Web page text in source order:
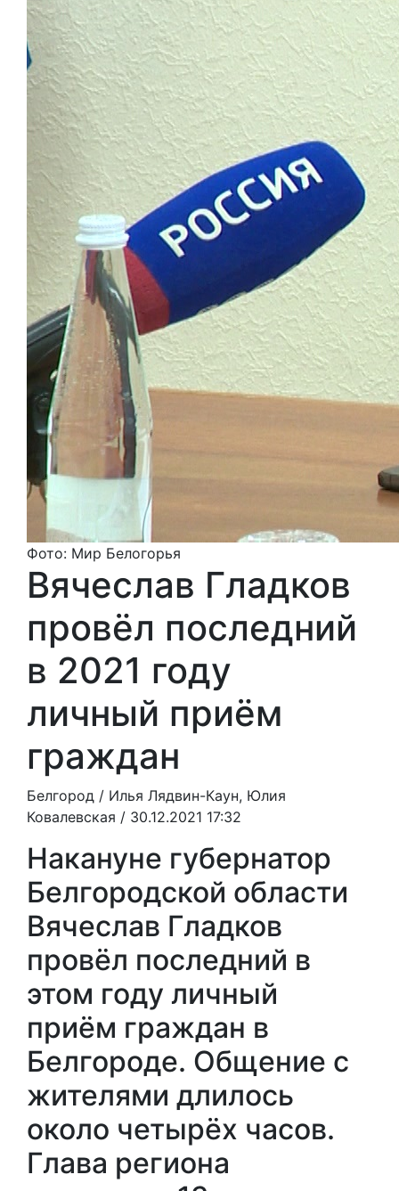
Фото: Мир Белогорья
Вячеслав Гладков
провёл последний
в 2021 году
личный приём
граждан
Белгород / Илья Лядвин-Каун, Юлия
Ковалевская / 30.12.2021 17:32
Накануне губернатор
Белгородской области
Вячеслав Гладков
провёл последний в
этом году личный
приём граждан в
Белгороде. Общение с
жителями длилось
около четырёх часов.
Глава региона